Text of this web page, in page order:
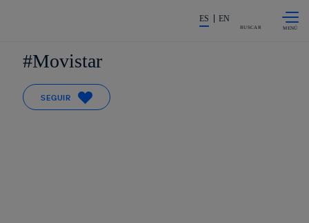
La acción en accionistas e
ES EN
BUSCAR
Movistar
SEGUIR